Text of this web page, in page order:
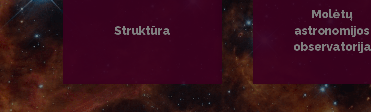
Struktūra
Molėtų
astronomijos
observatorija
PLAČIAU